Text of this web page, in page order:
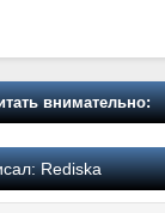
внимательно:
Rediska